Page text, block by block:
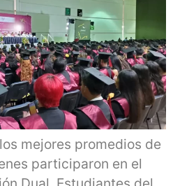
mejores promedios de
participaron en el